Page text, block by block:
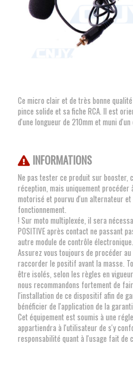
Ce micro clair et de très bonne
pince solide et sa fiche RCA. Il est
d'une longueur de 210mm et muni
INFORMATIONS
Ne pas tester ce produit sur booster,
réception, mais uniquement procéder
motorisé et pourvu d'un alternateur
fonctionnement.
! Sur moto multiplexée, il sera
POSITIVE après contact ne passant
autre module de contrôle électronique.
Assurez vous toujours de procéder
raccorder le positif avant la masse.
être isolés, selon les règles en
nous recommandons fortement de
l'installation de ce dispositif afin de
bénéficier de l'application de la
Cet équipement est soumis à une
appartiendra à l'utilisateur de s'y
responsabilité quant à l'usage fait de